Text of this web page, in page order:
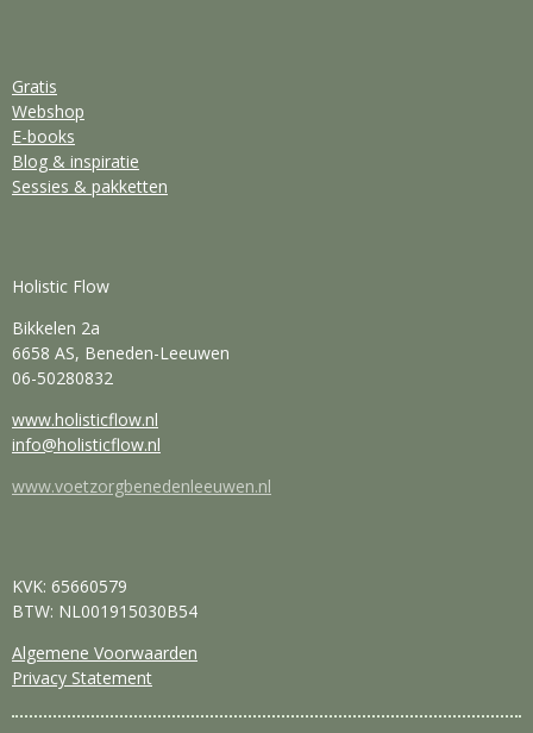
Gratis
Webshop
E-books
Blog & inspiratie
Sessies & pakketten
Holistic Flow
Bikkelen 2a
6658 AS, Beneden-Leeuwen
06-50280832
www.holisticflow.nl
info@holisticflow.nl
www.voetzorgbenedenleeuwen.nl
KVK: 65660579
BTW: NL001915030B54
Algemene Voorwaarden
Privacy Statement